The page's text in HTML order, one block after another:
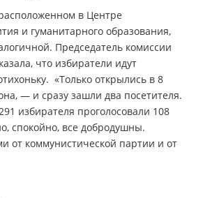
в Центре
и гуманитарного образования,
Председатель комиссии
что избиратели идут
«Только открылись в 8
— и сразу зашли два посетителя.
избирателя проголосовали 108
спокойно, все добродушны.
от коммунистической партии и от